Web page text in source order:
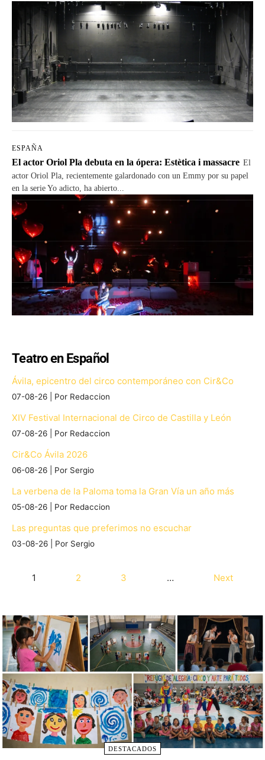
ESPAÑA
El actor Oriol Pla debuta en la ópera: Estètica i massacre El
actor Oriol Pla, recientemente galardonado con un Emmy por su papel
en la serie Yo adicto, ha abierto...
Teatro en Español
Ávila, epicentro del circo contemporáneo con Cir&Co
07-08-26 Por Redaccion
XIV Festival Internacional de Circo de Castilla y León
07-08-26 Por Redaccion
Cir&Co Ávila 2026
06-08-26 Por Sergio
La verbena de la Paloma toma la Gran Vía un año más
05-08-26 Por Redaccion
Las preguntas que preferimos no escuchar
03-08-26 Por Sergio
1 2 3 … Next
DESTACADOS